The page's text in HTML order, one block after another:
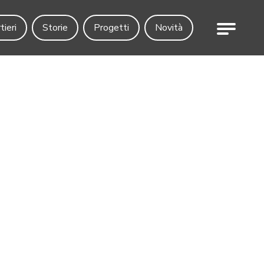
Storie Progetti Novità Menu